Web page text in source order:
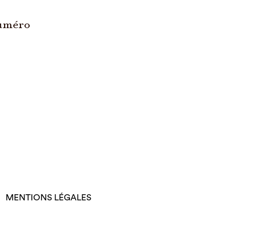
MENTIONS LÉGALES